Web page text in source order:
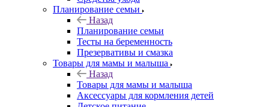
Планирование семьи
Назад
Планирование семьи
Тесты на беременность
Презервативы и смазка
Товары для мамы и малыша
Назад
Товары для мамы и малыша
Аксессуары для кормления детей